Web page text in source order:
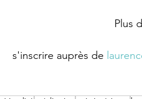
Plus
s'inscrire auprès de